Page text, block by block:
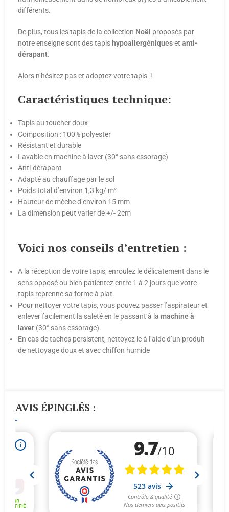
différents.
De plus, tous les tapis de la collection Noël proposés par
notre enseigne sont des tapis hypoallergéniqueset anti-
dérapant.
Alors n’hésitez pas et adoptez votre tapis !
Caractéristiques technique:
Tapis au toucher doux
Composition : 100% polyester
Résistant et durable
Lavable en machine à laver (30° sans essorage)
Anti-dérapant
Adapté au chauffage par le sol
Poids total d’environ 1,3 kg/ m²
Hauteur de mèche d’environ 15 mm
La dimension peut varier de +/- 2cm
Voici nos conseils d’entretien :
A la réception de votre tapis, enroulez le délicatement dans le
sens opposé ou bien patientez entre 1 à 2 jours que votre
tapis reprenne sa forme à plat.
Pour nettoyer votre tapis, vous pouvez passer l’aspirateur et
enlever facilement la saleté en le passant à la machine à
laver (30° sans essorage).
En cas de taches persistent, nettoyez le à l’aide d’un produit
de nettoyage doux et avec chiffon humide
AVIS ÉPINGLÉS :